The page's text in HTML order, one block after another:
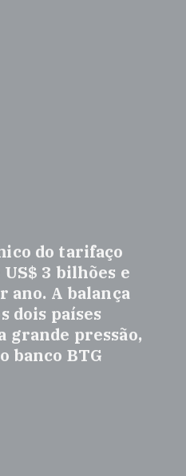
do tarifaço
3 bilhões e
ano. A balança
dois países
grande pressão,
banco BTG